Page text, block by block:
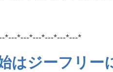
*---*---*---*---*---*---*
はジーフリー